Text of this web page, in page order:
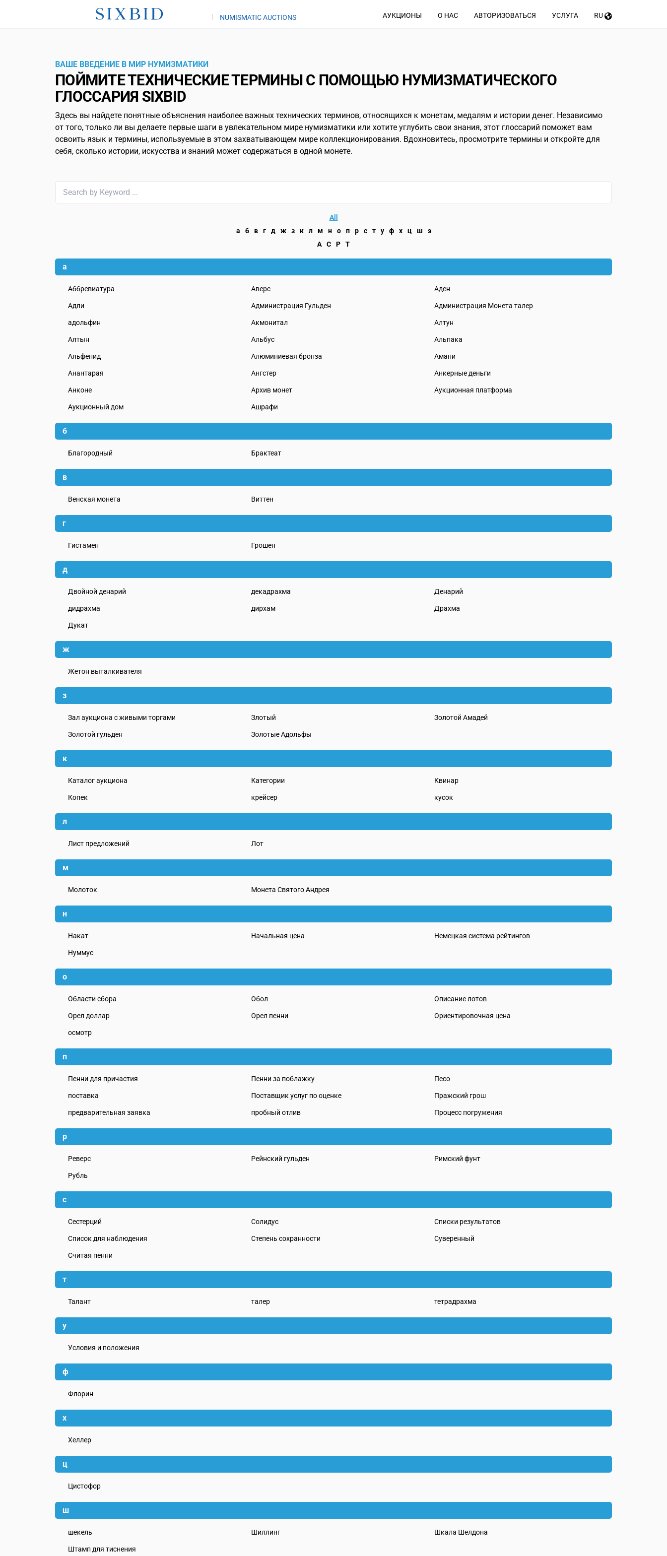
NUMISMATIC AUCTIONS АУКЦИОНЫ О НАС АВТОРИЗОВАТЬСЯ УСЛУГА RU
ВАШЕ ВВЕДЕНИЕ В МИР НУМИЗМАТИКИ
ПОЙМИТЕ ТЕХНИЧЕСКИЕ ТЕРМИНЫ С ПОМОЩЬЮ НУМИЗМАТИЧЕСКОГО
ГЛОССАРИЯ SIXBID
Здесь вы найдете понятные объяснения наиболее важных технических терминов, относящихся к монетам, медалям и истории денег. Независимо
от того, только ли вы делаете первые шаги в увлекательном мире нумизматики или хотите углубить свои знания, этот глоссарий поможет вам
освоить язык и термины, используемые в этом захватывающем мире коллекционирования. Вдохновитесь, просмотрите термины и откройте для
себя, сколько истории, искусства и знаний может содержаться в одной монете.
All
а
б в г д ж з к л м н о п р с т у ф х ц ш
э
A
C P T
а
Аббревиатура Аверс Аден
Адли Администрация Гульден Администрация Монета талер
адольфин Акмонитал Алтун
Алтын Альбус Альпака
Альфенид Алюминиевая бронза Амани
Анантарая Ангстер Анкерные деньги
Анконе Архив монет Аукционная платформа
Аукционный дом Ашрафи
б
Благородный Брактеат
в
Венская монета Виттен
г
Гистамен Грошен
д
Двойной денарий декадрахма Денарий
дидрахма дирхам Драхма
Дукат
ж
Жетон выталкивателя
з
Зал аукциона с живыми торгами Злотый Золотой Амадей
Золотой гульден Золотые Адольфы
к
Каталог аукциона Категории Квинар
Копек крейсер кусок
л
Лист предложений Лот
м
Молоток Монета Святого Андрея
н
Накат Начальная цена Немецкая система рейтингов
Нуммус
о
Области сбора Обол Описание лотов
Орел доллар Орел пенни Ориентировочная цена
осмотр
п
Пенни для причастия Пенни за поблажку Песо
поставка Поставщик услуг по оценке Пражский грош
предварительная заявка пробный отлив Процесс погружения
р
Реверс Рейнский гульден Римский фунт
Рубль
с
Сестерций Солидус Списки результатов
Список для наблюдения Степень сохранности Суверенный
Считая пенни
т
Талант талер тетрадрахма
у
Условия и положения
ф
Флорин
х
Хеллер
ц
Цистофор
ш
шекель Шиллинг Шкала Шелдона
Штамп для тиснения